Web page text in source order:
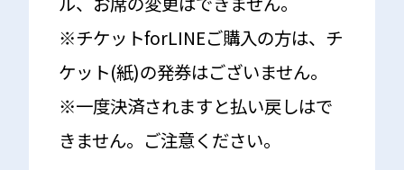
※チケットforLINEご購入の方は、チ
ケット(紙)の発券はございません。
※一度決済されますと払い戻しはで
きません。ご注意ください。